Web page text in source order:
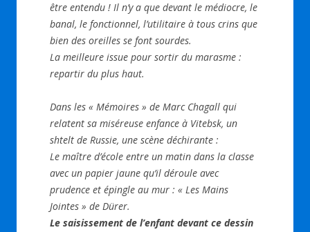
être entendu ! Il n’y a que devant le médiocre, le
banal, le fonctionnel, l’utilitaire à tous crins que
bien des oreilles se font sourdes.
La meilleure issue pour sortir du marasme :
repartir du plus haut.
Dans les « Mémoires » de Marc Chagall qui
relatent sa miséreuse enfance à Vitebsk, un
shtelt de Russie, une scène déchirante :
Le maître d’école entre un matin dans la classe
avec un papier jaune qu’il déroule avec
prudence et épingle au mur : « Les Mains
Jointes » de Dürer.
Le saisissement de l’enfant devant ce dessin